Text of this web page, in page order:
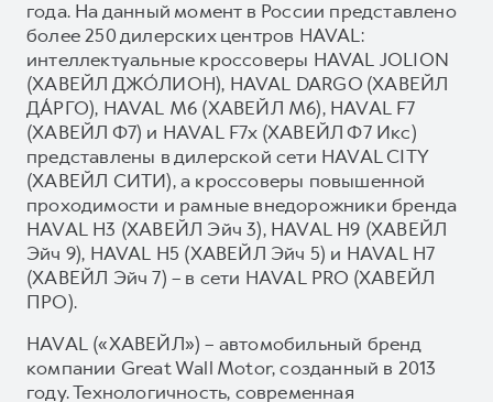
года. На данный момент в России представлено
более 250 дилерских центров HAVAL:
интеллектуальные кроссоверы HAVAL JOLION
(ХАВЕЙЛ ДЖО́ЛИОН), HAVAL DARGO (ХАВЕЙЛ
ДА́РГО), HAVAL М6 (ХАВЕЙЛ M6), HAVAL F7
(ХАВЕЙЛ Ф7) и HAVAL F7x (ХАВЕЙЛ Ф7 Икс)
представлены в дилерской сети HAVAL CITY
(ХАВЕЙЛ СИТИ), а кроссоверы повышенной
проходимости и рамные внедорожники бренда
HAVAL H3 (ХАВЕЙЛ Эйч 3), HAVAL H9 (ХАВЕЙЛ
Эйч 9), HAVAL H5 (ХАВЕЙЛ Эйч 5) и HAVAL H7
(ХАВЕЙЛ Эйч 7) – в сети HAVAL PRO (ХАВЕЙЛ
ПРО).
HAVAL («ХАВЕЙЛ») – автомобильный бренд
компании Great Wall Motor, созданный в 2013
году. Технологичность, современная